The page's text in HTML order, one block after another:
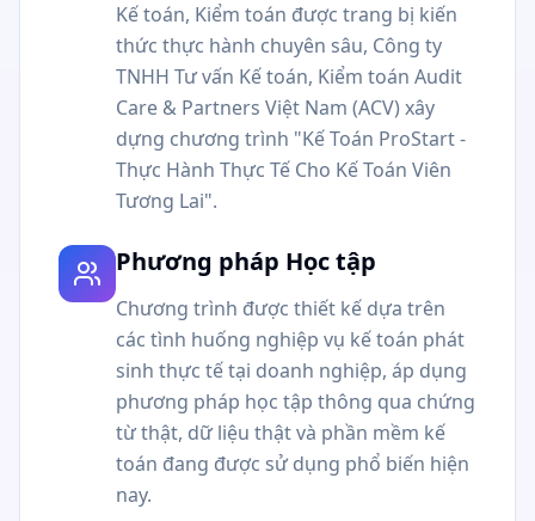
Kế toán, Kiểm toán được trang bị kiến
thức thực hành chuyên sâu, Công ty
TNHH Tư vấn Kế toán, Kiểm toán Audit
Care & Partners Việt Nam (ACV) xây
dựng chương trình "Kế Toán ProStart -
Thực Hành Thực Tế Cho Kế Toán Viên
Tương Lai".
Phương pháp Học tập
Chương trình được thiết kế dựa trên
các tình huống nghiệp vụ kế toán phát
sinh thực tế tại doanh nghiệp, áp dụng
phương pháp học tập thông qua chứng
từ thật, dữ liệu thật và phần mềm kế
toán đang được sử dụng phổ biến hiện
nay.